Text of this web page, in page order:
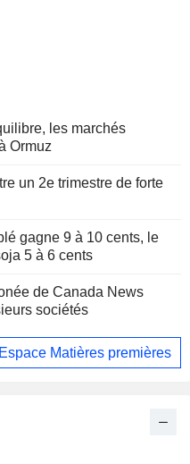
les marchés
Ormuz
un 2e trimestre de forte
gagne 9 à 10 cents, le
5 à 6 cents
de Canada News
sociétés
Espace Matières premières